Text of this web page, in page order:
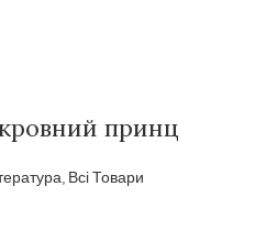
принц
, Всі Товари